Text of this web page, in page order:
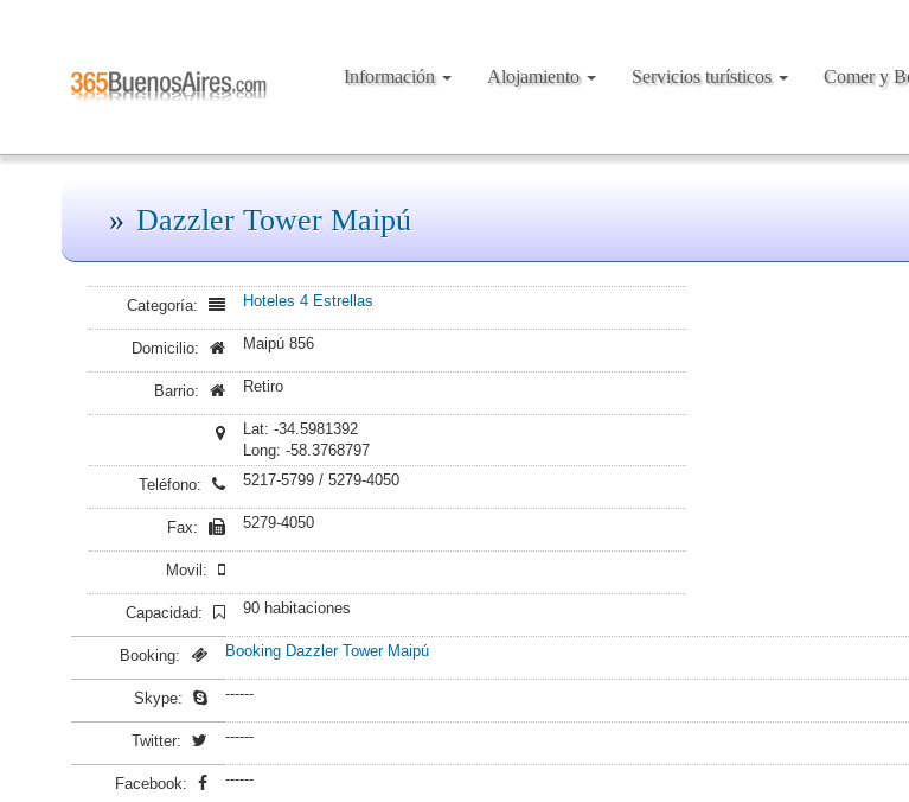
Información Alojamiento Servicios turísticos Comer y
Dazzler Tower Maipú
Categoría: Hoteles 4 Estrellas
Domicilio: Maipú 856
Barrio: Retiro
Lat: -34.5981392
Long: -58.3768797
Teléfono:
5217-5799 / 5279-4050
Fax: 5279-4050
Movil:
Capacidad: 90 habitaciones
Booking: Booking Dazzler Tower Maipú
Skype: ------
Twitter: ------
Facebook: ------